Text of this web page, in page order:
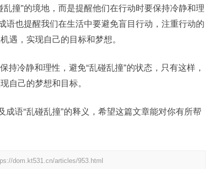
撞”的境地，而是提醒他们在行动时要保持冷静和理
语也提醒我们在生活中要避免盲目行动，注重行动的
遇，实现自己的目标和梦想。
持冷静和理性，避免“乱碰乱撞”的状态，只有这样，
自己的梦想和目标。
成语“乱碰乱撞”的释义，希望这篇文章能对你有所帮
dom.kt531.cn/articles/953.html